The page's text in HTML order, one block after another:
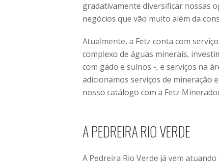
gradativamente diversificar nossas
negócios que vão muito além da
Atualmente, a Fetz conta com
complexo de águas minerais,
com gado e suínos -, e serviços na
adicionamos serviços de mineração
nosso catálogo com a Fetz
A PEDREIRA RIO VERDE
A Pedreira Rio Verde já vem